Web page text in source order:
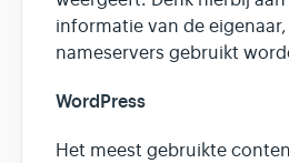
informatie van de
nameservers gebruikt
WordPress
Het meest gebruikte